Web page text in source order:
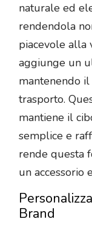
naturale ed
rendendola
piacevole alla
aggiunge un
mantenendo
trasporto.
mantiene il
semplice e
rende questa
un accessorio
Brand